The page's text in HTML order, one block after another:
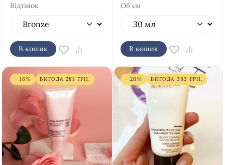
Відтінок
В кошик
Об`єм
В кошик
- 16% ВИГОДА 281 ГРН. - 20% ВИГОДА 383 ГРН.